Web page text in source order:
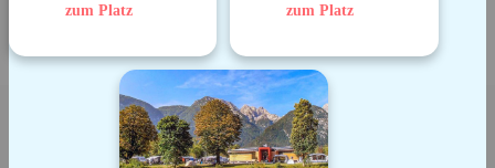
zum Platz zum Platz